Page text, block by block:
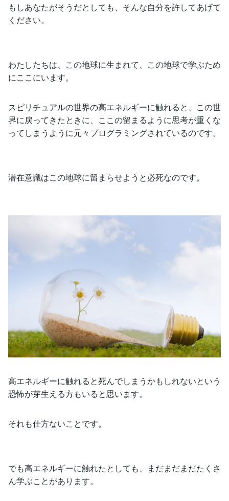
もしあなたがそうだとしても、そんな自分を許してあげて
ください。
わたしたちは、この地球に生まれて、この地球で学ぶため
にここにいます。
スピリチュアルの世界の高エネルギーに触れると、この世
界に戻ってきたときに、ここの留まるように思考が重くな
ってしまうように元々プログラミングされているのです。
潜在意識はこの地球に留まらせようと必死なのです。
高エネルギーに触れると死んでしまうかもしれないという
恐怖が芽生える方もいると思います。
それも仕方ないことです。
でも高エネルギーに触れたとしても、まだまだまだたくさ
ん学ぶことがあります。